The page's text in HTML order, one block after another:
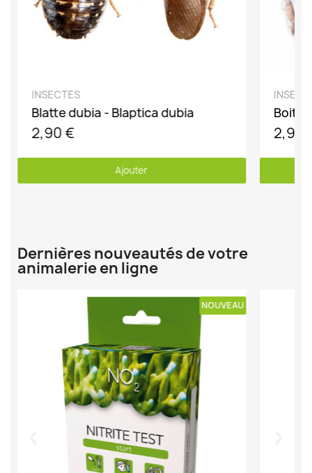
INSECTES
Blatte dubia - Blaptica dubia
2,90 €
Ajouter
2,90
Dernières nouveautés de votre
animalerie en ligne
NOUVEAU